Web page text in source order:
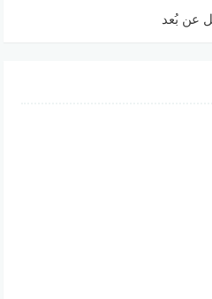
عن بُعد